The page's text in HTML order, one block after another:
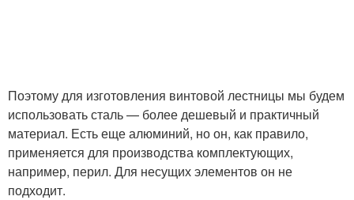
Поэтому для изготовления винтовой лестницы мы будем
использовать сталь — более дешевый и практичный
материал. Есть еще алюминий, но он, как правило,
применяется для производства комплектующих,
например, перил. Для несущих элементов он не
подходит.